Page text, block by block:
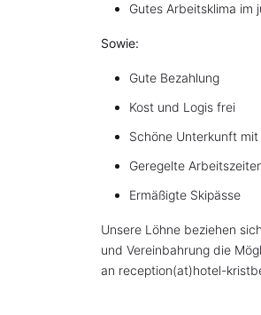
Gutes Arbeitsklima im
Sowie:
Gute Bezahlung
Kost und Logis frei
Schöne Unterkunft
Geregelte
Ermäßigte Skipässe
Unsere Löhne beziehen
und Vereinbahrung die
an reception(at)hotel-